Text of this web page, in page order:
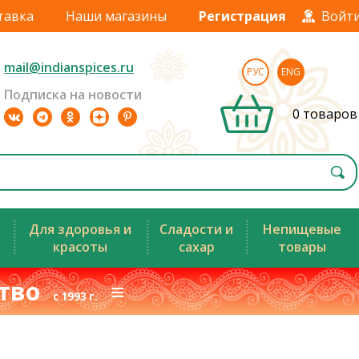
Наши магазины Регистрация
mail@indianspices.ru
Подписка на новости
РУС ENG
0 товаров
Для здоровья и
красоты
Сладости и
сахар
Непищевые
товары
с 1993 г.≡